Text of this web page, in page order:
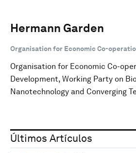
Hermann Garden
Organisation for Economic Co-
Organisation for Economic Co-
Development, Working Party on
Nanotechnology and Converging
Últimos Artículos